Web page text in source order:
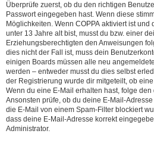
Überprüfe zuerst, ob du den richtigen
Passwort eingegeben hast. Wenn diese
Möglichkeiten. Wenn COPPA aktiviert ist und
unter 13 Jahre alt bist, musst du bzw. einer
Erziehungsberechtigten den Anweisungen
dies nicht der Fall ist, muss dein
einigen Boards müssen alle neu
werden – entweder musst du dies selbst
der Registrierung wurde dir mitgeteilt, ob
Wenn du eine E-Mail erhalten hast, folge
Ansonsten prüfe, ob du deine E-Mail-
die E-Mail von einem Spam-Filter blockiert
dass deine E-Mail-Adresse korrekt
Administrator.